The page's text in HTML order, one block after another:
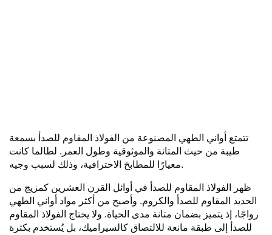
تتمتع أواني الطهي المصنوعة من الفولاذ المقاوم للصدأ بسمعة
طيبة من حيث المتانة والموثوقية وطول العمر. لطالما كانت
معيارًا للمطابخ الاحترافية، وذلك لسبب وجيه.
ظهر الفولاذ المقاوم للصدأ في أوائل القرن العشرين كمزيج من
الحديد المقاوم للصدأ والكروم. وأصبح من أكثر مواد أواني الطهي
رواجًا، إذ يتميز بضمان متانة مدى الحياة. ولا يحتاج الفولاذ المقاوم
للصدأ إلى طبقة مانعة للالتصاق كالسيراميك، بل يُستخدم بكثرة